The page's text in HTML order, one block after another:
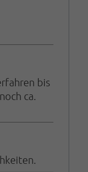
bis
ca.